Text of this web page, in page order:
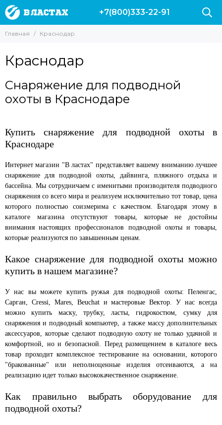
+7(800)333-22-91
Главная Краснодар
Краснодар
Снаряжение для подводной
охоты в Краснодаре
Купить снаряжение для подводной охоты в
Краснодаре
Интернет магазин "В ластах" представляет вашему вниманию лучшее
снаряжение для подводной охоты, дайвинга, пляжного отдыха и
бассейна. Мы сотрудничаем с именитыми производителя подводного
снаряжения со всего мира и реализуем исключительно тот товар, цена
которого полностью соизмерима с качеством. Благодаря этому в
каталоге магазина отсутствуют товары, которые не достойны
внимания настоящих профессионалов подводной охоты и товары,
которые реализуются по завышенным ценам.
Какое снаряжение для подводной охоты можно
купить в нашем магазине?
У нас вы можете купить ружья для подводной охоты: Пеленгас,
Сарган, Cressi, Mares, Beuchat и мастеровые Вектор. У нас всегда
можно купить маску, трубку, ласты, гидрокостюм, сумку для
снаряжения и подводный компьютер, а также массу дополнительных
аксессуаров, которые сделают подводную охоту не только удачной и
комфортной, но и безопасной. Перед размещением в каталоге весь
товар проходит комплексное тестирование на основании, которого
"бракованные" или неполноценные изделия отсеиваются, а на
реализацию идет только высококачественное снаряжение.
Как правильно выбрать оборудование для
подводной охоты?